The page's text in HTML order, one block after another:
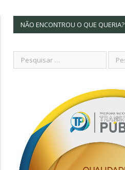
NÃO ENCONTROU O QUE QUERIA?